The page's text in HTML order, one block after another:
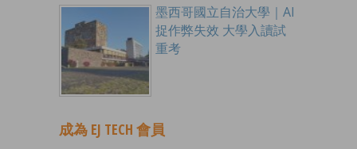
墨西哥國立自治大學｜AI
捉作弊失效 大學入讀試
重考
成為 EJ TECH 會員